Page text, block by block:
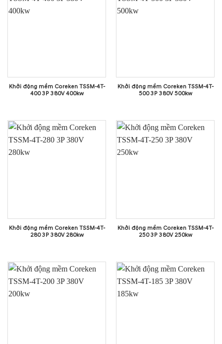
Khởi động mềm Coreken TSSM-4T-
400 3P 380V 400kw
Khởi động mềm Coreken TSSM-4T-
500 3P 380V 500kw
Khởi động mềm Coreken TSSM-4T-
280 3P 380V 280kw
Khởi động mềm Coreken TSSM-4T-
250 3P 380V 250kw